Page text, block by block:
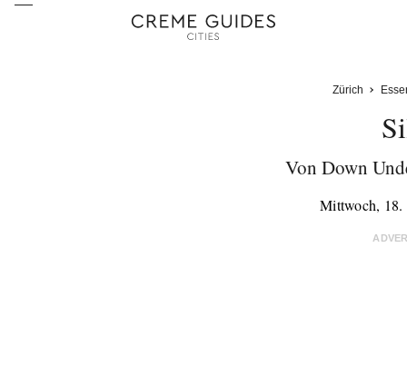
Zürich
Von Down
Mittwoch, 18.